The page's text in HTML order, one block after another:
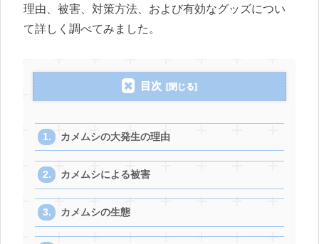
理由、被害、対策方法、および有効なグッズについ
て詳しく調べてみました。
目次
カメムシの大発生の理由
カメムシによる被害
カメムシの生態